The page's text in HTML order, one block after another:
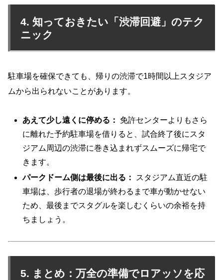
4. 知っておきたい「渋滞回避」のテク
ニック
駐車場を確保できても、帰りの渋滞で1時間以上スタジア
ムから出られないことがあります。
あえて少し遠くに停める：
免許センターよりもさら
に離れた予約駐車場を借りると、試合終了後にスタ
ジアム周辺の渋滞に巻き込まれずスムーズに帰宅で
きます。
パークドーム側は最後に出る：
スタジアム直近の駐
車場は、歩行者の退場が終わるまで車が動かせない
ため、最後までスタグルを楽しむくらいの余裕を持
ちましょう。
5. まとめ：万全の準備でロアッソを応